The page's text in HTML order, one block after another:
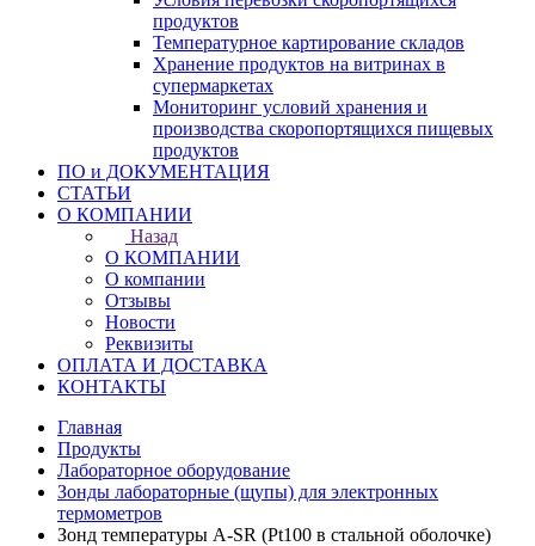
продуктов
Температурное картирование складов
Хранение продуктов на витринах в
супермаркетах
Мониторинг условий хранения и
производства скоропортящихся пищевых
продуктов
ПО и ДОКУМЕНТАЦИЯ
СТАТЬИ
О КОМПАНИИ
Назад
О КОМПАНИИ
О компании
Отзывы
Новости
Реквизиты
ОПЛАТА И ДОСТАВКА
КОНТАКТЫ
Главная
Продукты
Лабораторное оборудование
Зонды лабораторные (щупы) для электронных
термометров
Зонд температуры A-SR (Pt100 в стальной оболочке)